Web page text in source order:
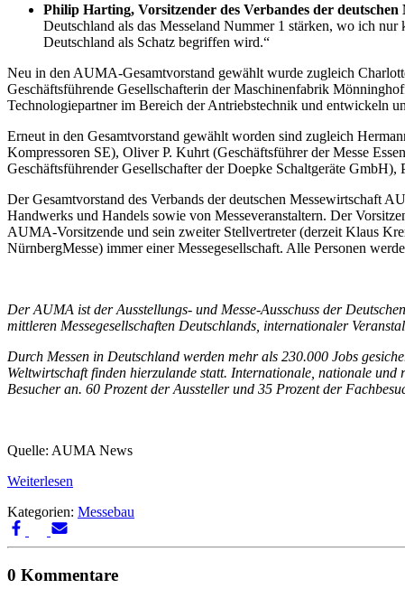
Philip Harting, Vorsitzender des Verbandes der
Deutschland als das Messeland Nummer 1 stärken, wo ich
Deutschland als Schatz begriffen wird.“
Neu in den AUMA-Gesamtvorstand gewählt wurde zugleich
Geschäftsführende Gesellschafterin der Maschinenfabrik
Technologiepartner im Bereich der Antriebstechnik und entwickeln
Erneut in den Gesamtvorstand gewählt worden sind zugleich
Kompressoren SE), Oliver P. Kuhrt (Geschäftsführer der Messe
Geschäftsführender Gesellschafter der Doepke Schaltgeräte
Der Gesamtvorstand des Verbands der deutschen Messewirtschaft
Handwerks und Handels sowie von Messeveranstaltern. Der
AUMA-Vorsitzende und sein zweiter Stellvertreter (derzeit Klaus
NürnbergMesse) immer einer Messegesellschaft. Alle Personen
Der AUMA ist der Ausstellungs- und Messe-Ausschuss der
mittleren Messegesellschaften Deutschlands, internationaler
Durch Messen in Deutschland werden mehr als 230.000 Jobs
Weltwirtschaft finden hierzulande statt. Internationale, nationale
Besucher an. 60 Prozent der Aussteller und 35 Prozent der
Quelle: AUMA News
Weiterlesen
Kategorien: Messebau
0 Kommentare